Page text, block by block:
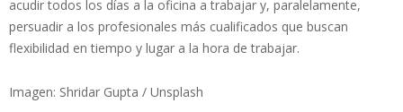
acudir todos los días a la oficina a trabajar y, paralelamente,
persuadir a los profesionales más cualificados que buscan
flexibilidad en tiempo y lugar a la hora de trabajar.
Imagen: Shridar Gupta / Unsplash